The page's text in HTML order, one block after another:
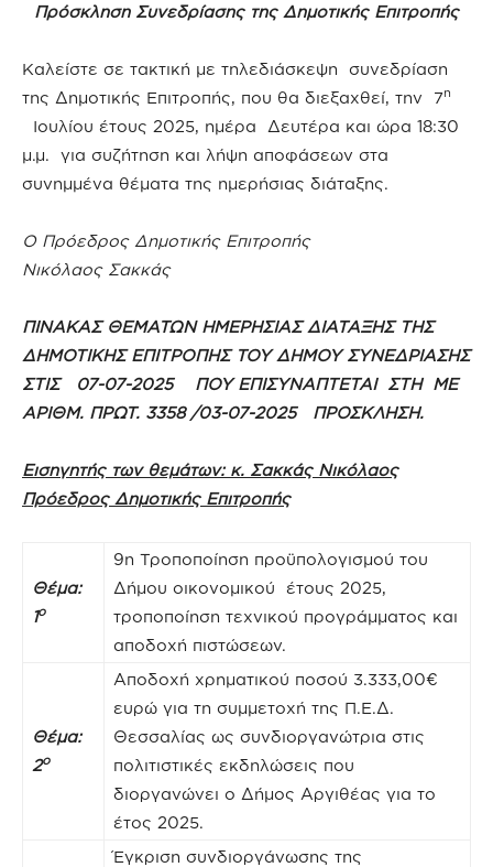
Πρόσκληση Συνεδρίασης της Δημοτικής Επιτροπής
Καλείστε σε τακτική με τηλεδιάσκεψη συνεδρίαση
της Δημοτικής Επιτροπής, που θα διεξαχθεί, την 7η
Ιουλίου έτους 2025, ημέρα Δευτέρα και ώρα 18:30
μ.μ. για συζήτηση και λήψη αποφάσεων στα
συνημμένα θέματα της ημερήσιας διάταξης.
Ο Πρόεδρος Δημοτικής Επιτροπής
Νικόλαος Σακκάς
ΠΙΝΑΚΑΣ ΘΕΜΑΤΩΝ ΗΜΕΡΗΣΙΑΣ ΔΙΑΤΑΞΗΣ ΤΗΣ
ΔΗΜΟΤΙΚΗΣ ΕΠΙΤΡΟΠΗΣ ΤΟΥ ΔΗΜΟΥ ΣΥΝΕΔΡΙΑΣΗΣ
ΣΤΙΣ 07-07-2025 ΠΟΥ ΕΠΙΣΥΝΑΠΤΕΤΑΙ ΣΤΗ ΜΕ
ΑΡΙΘΜ. ΠΡΩΤ. 3358 /03-07-2025 ΠΡΟΣΚΛΗΣΗ.
Εισηγητής των θεμάτων: κ. Σακκάς Νικόλαος
Πρόεδρος Δημοτικής Επιτροπής
Θέμα:
1ο
9η Τροποποίηση προϋπολογισμού του
Δήμου οικονομικού έτους 2025,
τροποποίηση τεχνικού προγράμματος και
αποδοχή πιστώσεων.
Θέμα:
2ο
Αποδοχή χρηματικού ποσού 3.333,00€
ευρώ για τη συμμετοχή της Π.Ε.Δ.
Θεσσαλίας ως συνδιοργανώτρια στις
πολιτιστικές εκδηλώσεις που
διοργανώνει ο Δήμος Aργιθέας για το
έτος 2025.
Έγκριση συνδιοργάνωσης της